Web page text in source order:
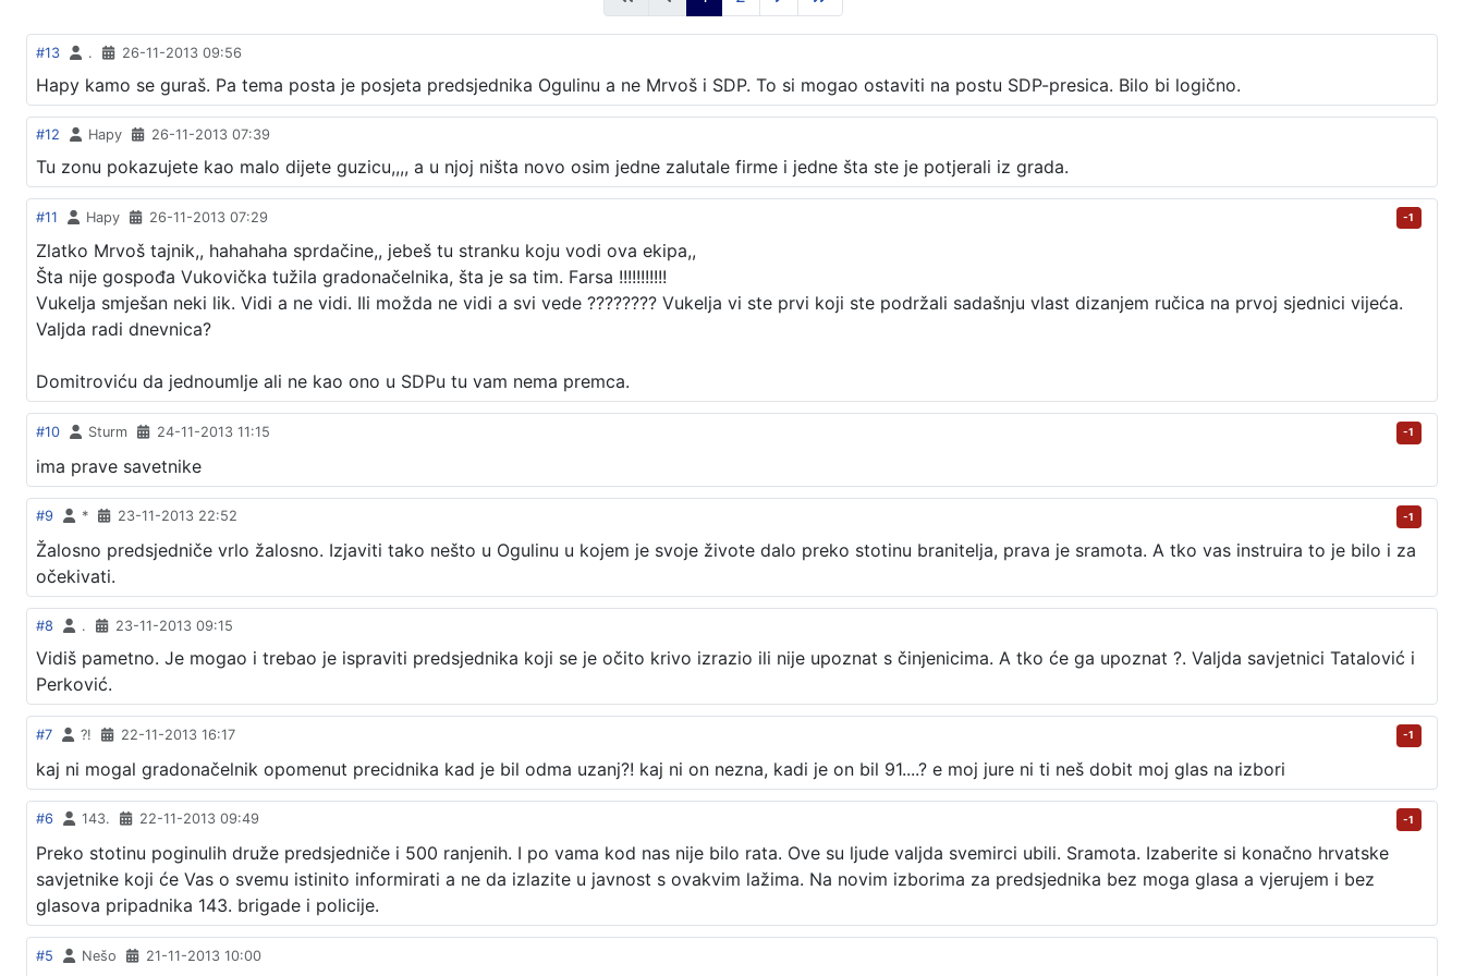
#13 . 26-11-2013 09:56
Hapy kamo se guraš. Pa tema posta je posjeta predsjednika Ogulinu a ne Mrvoš i SDP. To si mogao ostaviti na postu SDP-presica. Bilo bi logično.
#12 Hapy 26-11-2013 07:39
Tu zonu pokazujete kao malo dijete guzicu,,,, a u njoj ništa novo osim jedne zalutale firme i jedne šta ste je potjerali iz grada.
#11 Hapy 26-11-2013 07:29 -1
Zlatko Mrvoš tajnik,, hahahaha sprdačine,, jebeš tu stranku koju vodi ova ekipa,,
Šta nije gospođa Vukovička tužila gradonačelnika, šta je sa tim. Farsa !!!!!!!!!!!
Vukelja smješan neki lik. Vidi a ne vidi. Ili možda ne vidi a svi vede ???????? Vukelja vi ste prvi koji ste podržali sadašnju vlast dizanjem ručica na prvoj sjednici vijeća.
Valjda radi dnevnica?
Domitroviću da jednoumlje ali ne kao ono u SDPu tu vam nema premca.
#10 Sturm 24-11-2013 11:15 -1
ima prave savetnike
#9 * 23-11-2013 22:52 -1
Žalosno predsjedniče vrlo žalosno. Izjaviti tako nešto u Ogulinu u kojem je svoje živote dalo preko stotinu branitelja, prava je sramota. A tko vas instruira to je bilo i za
očekivati.
#8 . 23-11-2013 09:15
Vidiš pametno. Je mogao i trebao je ispraviti predsjednika koji se je očito krivo izrazio ili nije upoznat s činjenicima. A tko će ga upoznat ?. Valjda savjetnici Tatalović i
Perković.
#7 ?! 22-11-2013 16:17 -1
kaj ni mogal gradonačelnik opomenut precidnika kad je bil odma uzanj?! kaj ni on nezna, kadi je on bil 91....? e moj jure ni ti neš dobit moj glas na izbori
#6 143. 22-11-2013 09:49 -1
Preko stotinu poginulih druže predsjedniče i 500 ranjenih. I po vama kod nas nije bilo rata. Ove su ljude valjda svemirci ubili. Sramota. Izaberite si konačno hrvatske
savjetnike koji će Vas o svemu istinito informirati a ne da izlazite u javnost s ovakvim lažima. Na novim izborima za predsjednika bez moga glasa a vjerujem i bez
glasova pripadnika 143. brigade i policije.
#5 Nešo 21-11-2013 10:00